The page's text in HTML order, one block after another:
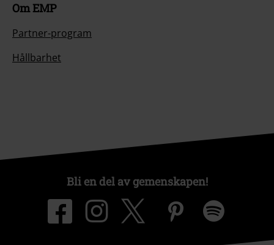
Om EMP
Partner-program
Hållbarhet
Bli en del av gemenskapen!